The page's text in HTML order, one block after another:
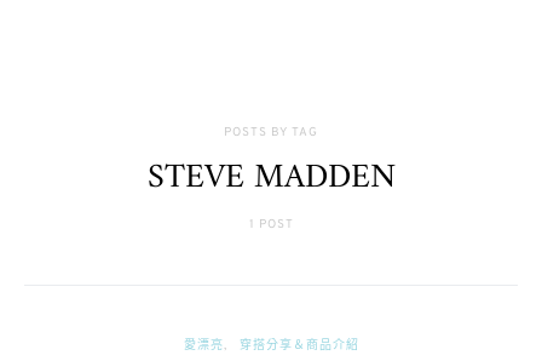
POSTS BY TAG
STEVE MADDEN
1 POST
愛漂亮 穿搭分享＆商品介紹